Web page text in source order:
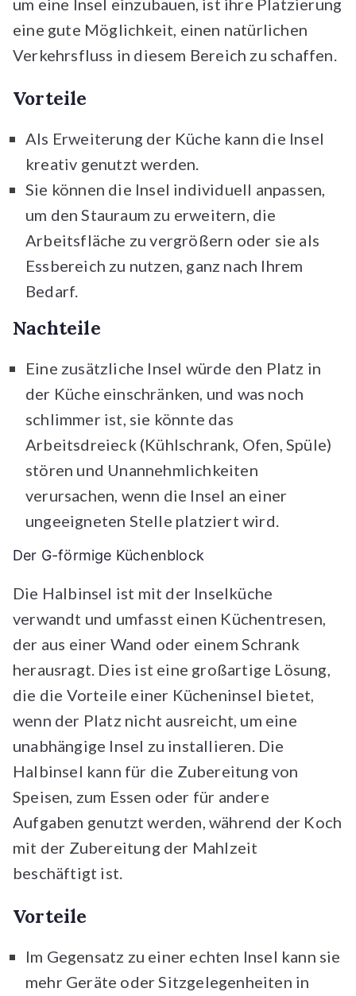
um eine Insel einzubauen, ist ihre Platzierung
eine gute Möglichkeit, einen natürlichen
Verkehrsfluss in diesem Bereich zu schaffen.
Vorteile
Als Erweiterung der Küche kann die Insel
kreativ genutzt werden.
Sie können die Insel individuell anpassen,
um den Stauraum zu erweitern, die
Arbeitsfläche zu vergrößern oder sie als
Essbereich zu nutzen, ganz nach Ihrem
Bedarf.
Nachteile
Eine zusätzliche Insel würde den Platz in
der Küche einschränken, und was noch
schlimmer ist, sie könnte das
Arbeitsdreieck (Kühlschrank, Ofen, Spüle)
stören und Unannehmlichkeiten
verursachen, wenn die Insel an einer
ungeeigneten Stelle platziert wird.
Der G-förmige Küchenblock
Die Halbinsel ist mit der Inselküche
verwandt und umfasst einen Küchentresen,
der aus einer Wand oder einem Schrank
herausragt. Dies ist eine großartige Lösung,
die die Vorteile einer Kücheninsel bietet,
wenn der Platz nicht ausreicht, um eine
unabhängige Insel zu installieren. Die
Halbinsel kann für die Zubereitung von
Speisen, zum Essen oder für andere
Aufgaben genutzt werden, während der Koch
mit der Zubereitung der Mahlzeit
beschäftigt ist.
Vorteile
Im Gegensatz zu einer echten Insel kann sie
mehr Geräte oder Sitzgelegenheiten in